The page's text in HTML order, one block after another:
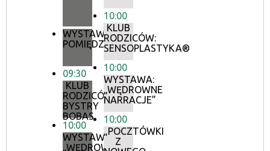
WYSTAWA:
POMIĘDZY
09:30
KLUB
RODZICÓW:
BYSTRY
BOBAS
10:00
WYSTAWA:
„WĘDROWNE
10:00
KLUB
RODZICÓW:
SENSOPLASTYKA®
10:00
WYSTAWA:
„WĘDROWNE
NARRACJE”
10:00
„POCZTÓWKI
Z